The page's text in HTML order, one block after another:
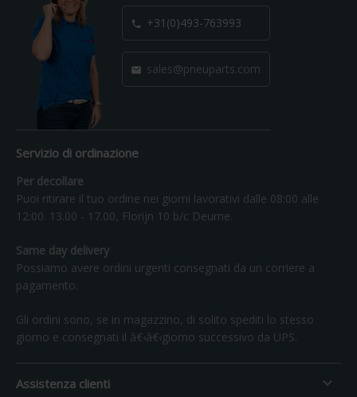
 +31(0)493-763993
 sales@pneuparts.com
Servizio di ordinazione
Per decollare
Puoi ritirare il tuo ordine nei giorni lavorativi dalle 08:00 alle
12:00. 13.00 - 17.00, Florijn 10 b/c Deurne.
Same day delivery
Possiamo avere ordini urgenti consegnati da un corriere a
pagamento.
Gli ordini sono, se in magazzino, di solito spediti lo stesso
giorno e consegnati il â€‹â€‹giorno successivo da UPS.
Assistenza clienti 